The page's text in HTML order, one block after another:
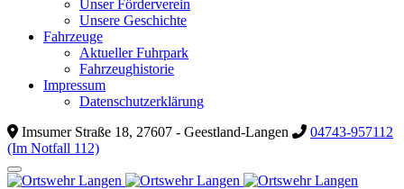
Unser Förderverein
Unsere Geschichte
Fahrzeuge
Aktueller Fuhrpark
Fahrzeughistorie
Impressum
Datenschutzerklärung
Imsumer Straße 18, 27607 - Geestland-Langen
04743-957112
(Im Notfall 112)